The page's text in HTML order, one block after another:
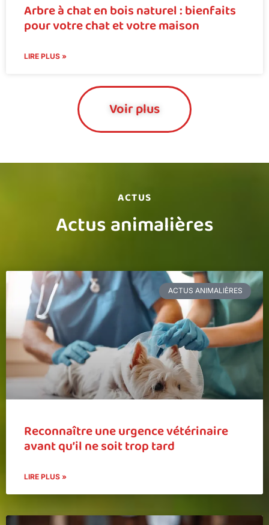
Arbre à chat en bois naturel : bienfaits
pour votre chat et votre maison
LIRE PLUS »
Voir plus
ACTUS
Actus animalières
ACTUS ANIMALIÈRES
Reconnaître une urgence vétérinaire
avant qu’il ne soit trop tard
LIRE PLUS »